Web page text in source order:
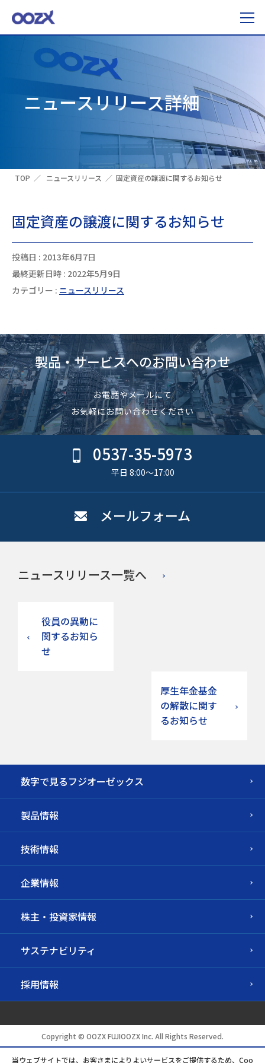
ニュースリリース詳細
TOP ニュースリリース 固定資産の譲渡に関するお知らせ
固定資産の譲渡に関するお知らせ
投稿日 : 2013年6月7日
最終更新日時 : 2022年5月9日
カテゴリー : ニュースリリース
製品・サービスへのお問い合わせ
お電話やメールにて
お気軽にお問い合わせください
0537-35-5973
平日 8:00〜17:00
メールフォーム
ニュースリリース一覧へ
役員の異動に
関するお知ら
せ
厚生年金基金
の解散に関す
るお知らせ
数字で見るフジオーゼックス
製品情報
技術情報
企業情報
株主・投資家情報
サステナビリティ
採用情報
Copyright © OOZX FUJIOOZX Inc. All Rights Reserved.
当ウェブサイトでは、お客さまによりよいサービスをご提供するため、Coo